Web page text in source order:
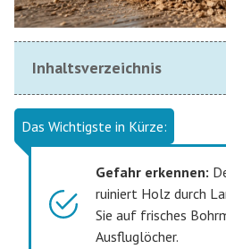
Inhaltsverzeichnis
Das Wichtigste in Kürze:
Gefahr erkennen:
ruiniert Holz durch
Sie auf frisches
Ausfluglöcher.